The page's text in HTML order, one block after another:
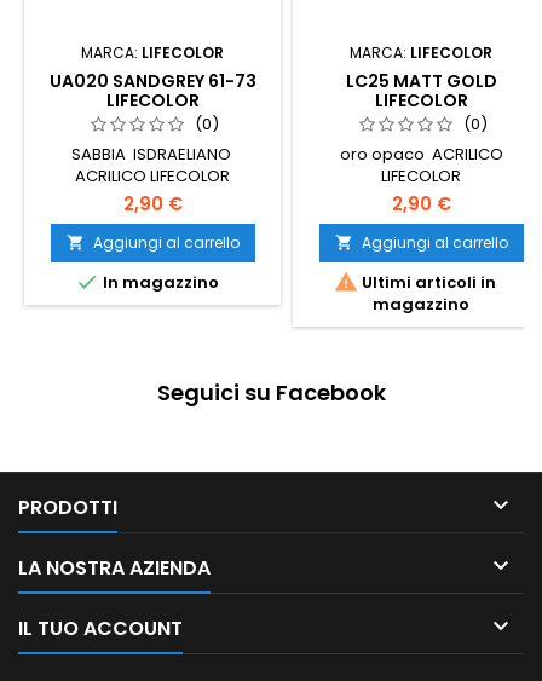
MARCA: LIFECOLOR
UA020 SANDGREY 61-73
LIFECOLOR
(0)
SABBIA ISDRAELIANO
ACRILICO LIFECOLOR
2,90 €
 Aggiungi al carrello
 In magazzino
MARCA: LIFECOLOR
LC25 MATT GOLD
LIFECOLOR
(0)
oro opaco ACRILICO
LIFECOLOR
2,90 €
 Aggiungi al carrello
 Ultimi articoli in
magazzino
Seguici su Facebook
PRODOTTI 
LA NOSTRA AZIENDA 
IL TUO ACCOUNT 